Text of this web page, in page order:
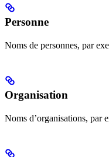
Personne
Noms de personnes, par
Organisation
Noms d’organisations,